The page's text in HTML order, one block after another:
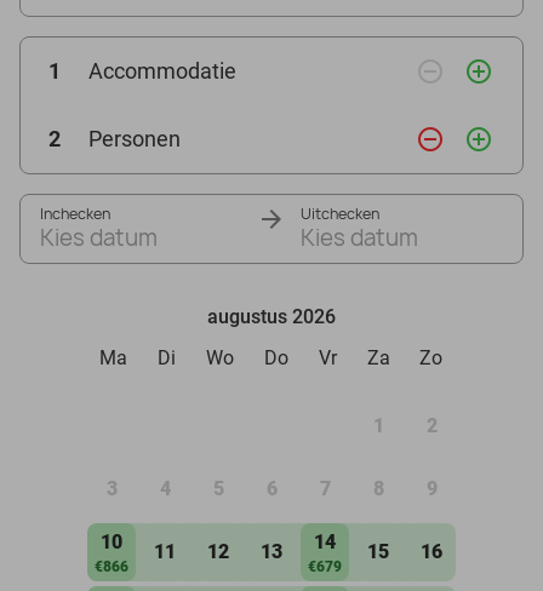
1 Accommodatie remove_circle_outline add_circle_outline
2 Personen remove_circle_outline add_circle_outline
Inchecken
Kies datum
Uitchecken
Kies datum
augustus 2026
Ma
Di Wo Do Vr Za Zo
1 2
3 4 5 6 7 8 9
10
€866
11 12 13 14
€679
15 16